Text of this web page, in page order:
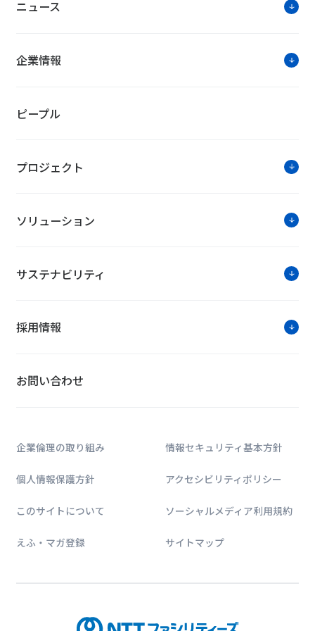
ニュース
企業情報
ピープル
プロジェクト
ソリューション
サステナビリティ
採用情報
お問い合わせ
企業倫理の取り組み 情報セキュリティ基本方針
個人情報保護方針 アクセシビリティポリシー
このサイトについて ソーシャルメディア利用規約
えふ・マガ登録 サイトマップ